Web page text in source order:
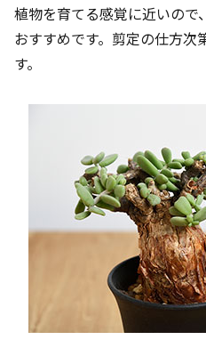
植物を育てる感覚に近いので
おすすめです。剪定の仕方次
す。